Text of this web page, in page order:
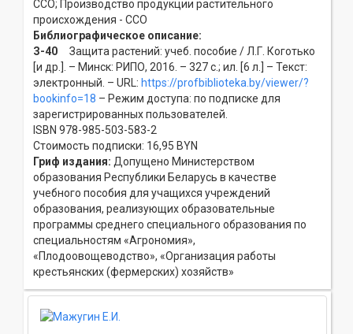
ССO; Производство продукции растительного
происхождения - ССO
Библиографическое описание:
З-40 Защита растений: учеб. пособие / Л.Г. Коготько
[и др.]. – Минск: РИПО, 2016. – 327 с.; ил. [6 л.] – Текст:
электронный. – URL: https://profbiblioteka.by/viewer/?
bookinfo=18 – Режим доступа: по подписке для
зарегистрированных пользователей.
ISBN 978-985-503-583-2
Стоимость подписки: 16,95 BYN
Гриф издания: Допущено Министерством
образования Республики Беларусь в качестве
учебного пособия для учащихся учреждений
образования, реализующих образовательные
программы среднего специального образования по
специальностям «Агрономия»,
«Плодоовощеводство», «Организация работы
крестьянских (фермерских) хозяйств»